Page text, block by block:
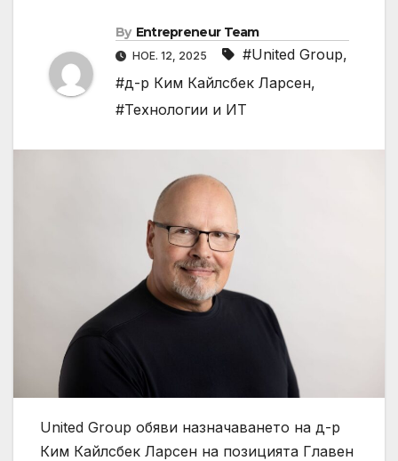
By Entrepreneur Team
НОЕ. 12, 2025 #United Group,
#д-р Ким Кайлсбек Ларсен,
#Технологии и ИТ
United Group обяви назначаването на д-р
Ким Кайлсбек Ларсен на позицията Главен